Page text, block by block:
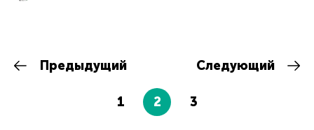
Предыдущий
1 2 3
Следующий